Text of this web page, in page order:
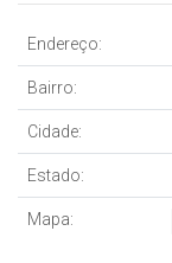
Endereço:
Bairro:
Cidade:
Estado:
Mapa: